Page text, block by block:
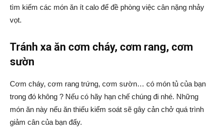
tìm kiếm các món ăn ít calo để đề phòng việc cân nặng nhảy
vọt.
Tránh xa ăn cơm cháy, cơm rang, cơm
sườn
Cơm cháy, cơm rang trứng, cơm sườn… có món tủ của bạn
trong đó không ? Nếu có hãy hạn chế chúng đi nhé. Những
món ăn này nếu ăn thiếu kiểm soát sẽ gây cản chở quá trình
giảm cân của bạn đấy.